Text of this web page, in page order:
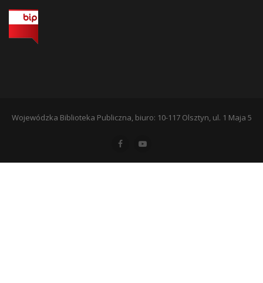
Wojewódzka Biblioteka Publiczna, biuro: 10-117 Olsztyn, ul. 1 Maja 5